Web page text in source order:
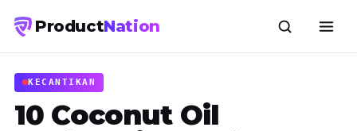
ProductNation
KECANTIKAN
10 Coconut Oil